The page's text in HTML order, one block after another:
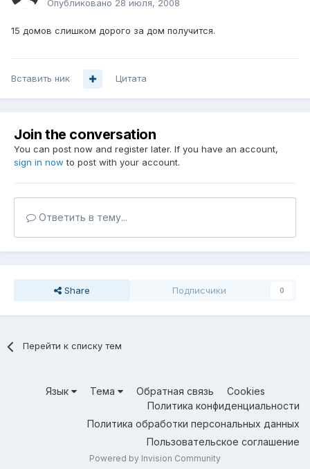
Опубликовано 28 июля, 2008
15 домов слишком дорого за дом получится.
Вставить ник Цитата
Join the conversation
You can post now and register later. If you have an account,
sign in now to post with your account.
Ответить в тему...
Share Подписчики 0
Перейти к списку тем
Язык Тема Обратная связь
Cookies
Политика конфиденциальности
Политика обработки персональных данных
Пользовательское соглашение
Powered by Invision Community